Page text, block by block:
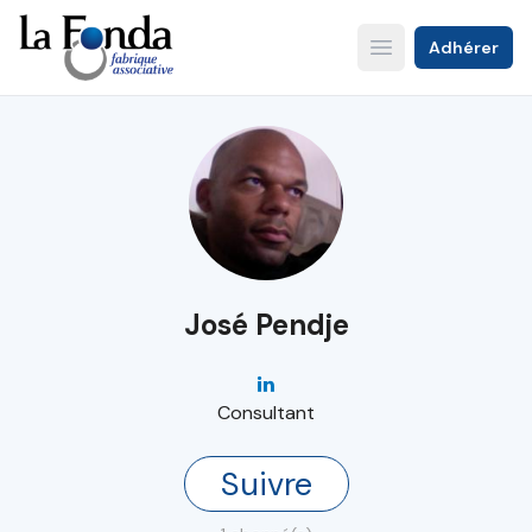
Aller
au
contenu
principal
Open main menu
Adhérer
José Pendje
Consultant
Suivre